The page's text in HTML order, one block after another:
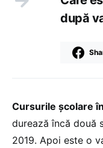
după
Cursurile școlare
durează încă două
2019. Apoi este o